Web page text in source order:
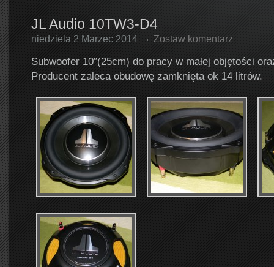
JL Audio 10TW3-D4
niedziela 2 Marzec 2014 Zostaw komentarz
Subwoofer 10″(25cm) do pracy w małej objętości
Producent zaleca obudowę zamknięta ok 14 litrów.